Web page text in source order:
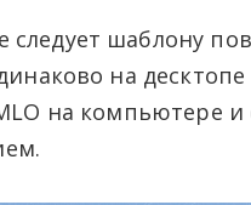
следует шаблону
на
на компьютере